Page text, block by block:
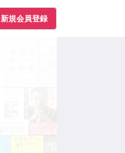
新規会員登録